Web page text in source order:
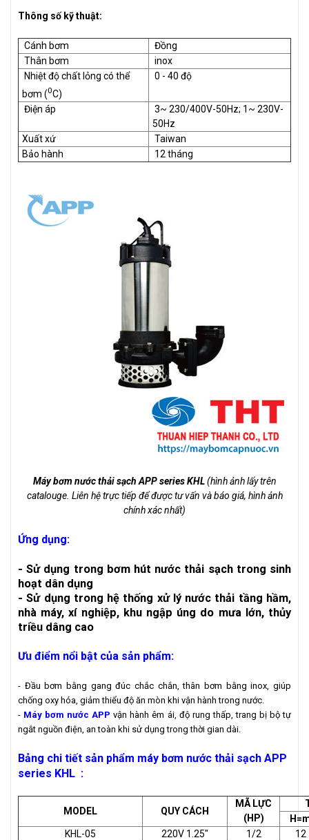
Thông số kỹ thuật:
Cánh bơm
Đồng
Thân bơm
inox
Nhiệt độ chất lỏng có thể
bơm (0C)
0 - 40 độ
Điện áp 3~ 230/400V-50Hz; 1~ 230V-
50Hz
Xuất xứ
Taiwan
Bảo hành
12 tháng
Máy bơm nước thải sạch APP series KHL(hình ảnh lấy trên
catalouge. Liên hệ trực tiếp để được tư vấn và báo giá, hình ảnh
chính xác nhất)
Ứng dụng:
- Sử dụng trong bơm hút nước thải sạch trong sinh
hoạt dân dụng
- Sử dụng trong hệ thống xử lý nước thải tầng hầm,
nhà máy, xí nghiệp, khu ngập úng do mưa lớn, thủy
triều dâng cao
Ưu điểm nổi bật của sản phẩm:
- Đầu bơm bằng gang đúc chắc chắn, thân bơm bằng inox, giúp
chống oxy hóa, giảm thiểu độ ăn mòn khi vận hành trong nước.
- Máy bơm nước APP vận hành êm ái, độ rung thấp, trang bị bộ tự
ngắt nguồn điện, an toàn khi sử dụng trong thời gian dài.
Bảng chi tiết sản phẩm máy bơm nước thải sạch APP
series KHL :
MODEL QUY CÁCH
MÃ LỰC
(HP)
KHL-05
220V 1.25" 1/2
12